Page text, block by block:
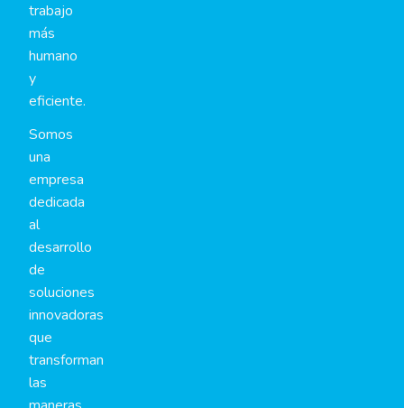
trabajo
más
humano
y
eficiente.
Somos
una
empresa
dedicada
al
desarrollo
de
soluciones
innovadoras
que
transforman
las